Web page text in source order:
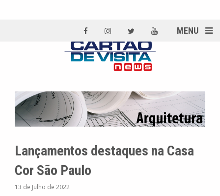
MENU
Lançamentos destaques na Casa
Cor São Paulo
13 de Julho de 2022